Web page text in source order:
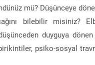
mü? Düşünceye
bilebilir misiniz?
duyguya dönen
psiko-sosyal